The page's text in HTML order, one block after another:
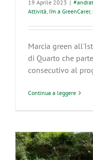
19 Aprile 2023 |
Attività, I’m a GreenCarer,
Marcia green
di Quarto che
consecutivo al
Continua a leggere